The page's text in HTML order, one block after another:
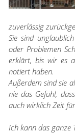
zuverlässig
Sie sind
oder Problemen
erklärt, bis wir es
notiert haben.
Außerdem sind sie
nie das Gefühl,
auch wirklich Zeit
Ich kann das ganze